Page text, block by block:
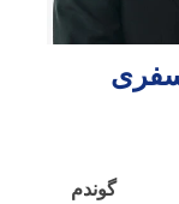
سفری
گوندم